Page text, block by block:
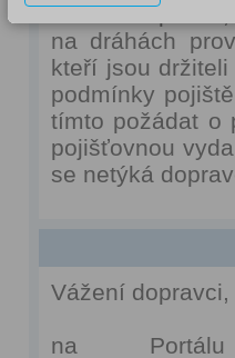
Vážení dopravci,
na dráhách
kteří jsou
podmínky
tímto požádat o
pojišťovnou
se netýká
Vážení dopravci,
na